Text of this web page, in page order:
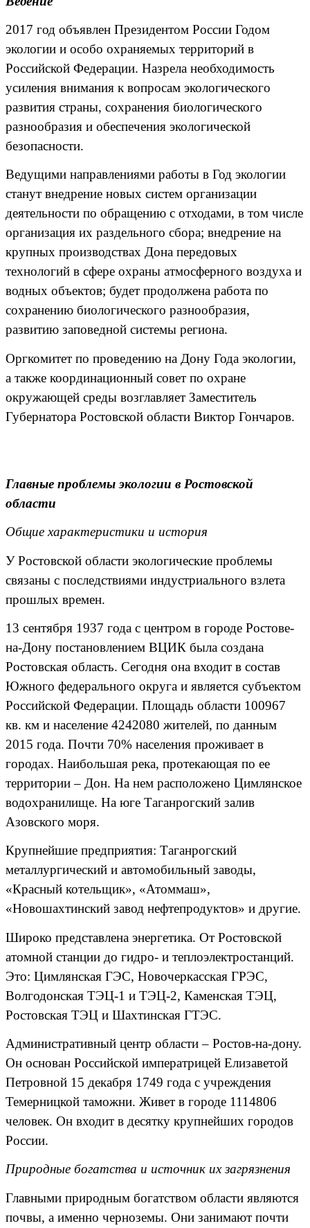
2017 год объявлен Президентом России Годом
экологии и особо охраняемых территорий в
Российской Федерации. Назрела необходимость
усиления внимания к вопросам экологического
развития страны, сохранения биологического
разнообразия и обеспечения экологической
безопасности.
Ведущими направлениями работы в Год экологии
станут внедрение новых систем организации
деятельности по обращению с отходами, в том числе
организация их раздельного сбора; внедрение на
крупных производствах Дона передовых
технологий в сфере охраны атмосферного воздуха и
водных объектов; будет продолжена работа по
сохранению биологического разнообразия,
развитию заповедной системы региона.
Оргкомитет по проведению на Дону Года экологии,
а также координационный совет по охране
окружающей среды возглавляет Заместитель
Губернатора Ростовской области Виктор Гончаров.
Главные проблемы экологии в Ростовской
области
Общие характеристики и история
У Ростовской области экологические проблемы
связаны с последствиями индустриального взлета
прошлых времен.
13 сентября 1937 года с центром в городе Ростове-
на-Дону постановлением ВЦИК была создана
Ростовская область. Сегодня она входит в состав
Южного федерального округа и является субъектом
Российской Федерации. Площадь области 100967
кв. км и население 4242080 жителей, по данным
2015 года. Почти 70% населения проживает в
городах. Наибольшая река, протекающая по ее
территории – Дон. На нем расположено Цимлянское
водохранилище. На юге Таганрогский залив
Азовского моря.
Крупнейшие предприятия: Таганрогский
металлургический и автомобильный заводы,
«Красный котельщик», «Атоммаш»,
«Новошахтинский завод нефтепродуктов» и другие.
Широко представлена энергетика. От Ростовской
атомной станции до гидро- и теплоэлектростанций.
Это: Цимлянская ГЭС, Новочеркасская ГРЭС,
Волгодонская ТЭЦ-1 и ТЭЦ-2, Каменская ТЭЦ,
Ростовская ТЭЦ и Шахтинская ГТЭС.
Административный центр области – Ростов-на-дону.
Он основан Российской императрицей Елизаветой
Петровной 15 декабря 1749 года с учреждения
Темерницкой таможни. Живет в городе 1114806
человек. Он входит в десятку крупнейших городов
России.
Природные богатства и источник их загрязнения
Главными природным богатством области являются
почвы, а именно черноземы. Они занимают почти